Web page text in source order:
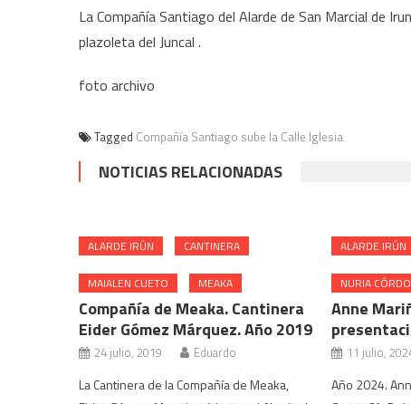
La Compañía Santiago del Alarde de San Marcial de
plazoleta del Juncal .
foto archivo
Tagged Compañía Santiago sube la Calle Iglesia
NOTICIAS RELACIONADAS
ALARDE IRÚN CANTINERA
MAIALEN CUETO MEAKA
Compañía de Meaka. Cantinera
Eider Gómez Márquez. Año 2019
24 julio, 2019 Eduardo
La Cantinera de la Compañía de Meaka,
ALARDE IRÚN
NURIA
Anne
11 julio,
Año 2024.